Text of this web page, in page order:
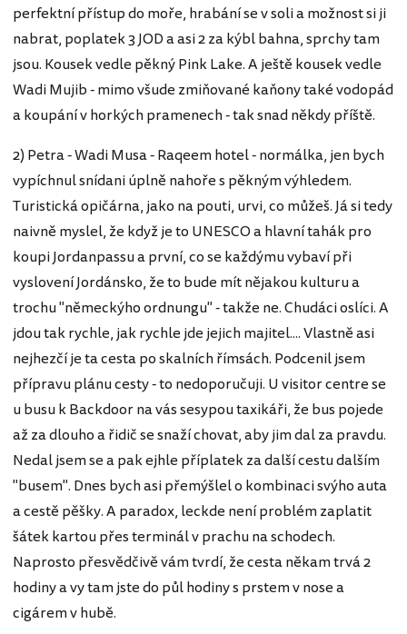
perfektní přístup do moře, hrabání se v soli a možnost si ji
nabrat, poplatek 3 JOD a asi 2 za kýbl bahna, sprchy tam
jsou. Kousek vedle pěkný Pink Lake. A ještě kousek vedle
Wadi Mujib - mimo všude zmiňované kaňony také vodopád
a koupání v horkých pramenech - tak snad někdy příště.
2) Petra - Wadi Musa - Raqeem hotel - normálka, jen bych
vypíchnul snídani úplně nahoře s pěkným výhledem.
Turistická opičárna, jako na pouti, urvi, co můžeš. Já si tedy
naivně myslel, že když je to UNESCO a hlavní tahák pro
koupi Jordanpassu a první, co se každýmu vybaví při
vyslovení Jordánsko, že to bude mít nějakou kulturu a
trochu "německýho ordnungu" - takže ne. Chudáci oslíci. A
jdou tak rychle, jak rychle jde jejich majitel.... Vlastně asi
nejhezčí je ta cesta po skalních římsách. Podcenil jsem
přípravu plánu cesty - to nedoporučuji. U visitor centre se
u busu k Backdoor na vás sesypou taxikáři, že bus pojede
až za dlouho a řidič se snaží chovat, aby jim dal za pravdu.
Nedal jsem se a pak ejhle příplatek za další cestu dalším
"busem". Dnes bych asi přemýšlel o kombinaci svýho auta
a cestě pěšky. A paradox, leckde není problém zaplatit
šátek kartou přes terminál v prachu na schodech.
Naprosto přesvědčivě vám tvrdí, že cesta někam trvá 2
hodiny a vy tam jste do půl hodiny s prstem v nose a
cigárem v hubě.